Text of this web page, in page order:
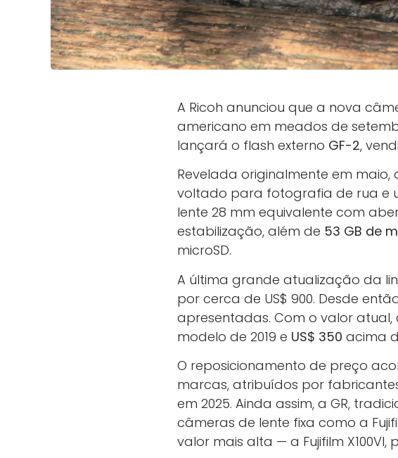
A Ricoh anunciou que a nova
americano em meados de
lançará o flash externo GF-2,
Revelada originalmente em
voltado para fotografia de rua e
lente 28 mm equivalente com
estabilização, além de 53 GB de
microSD.
A última grande atualização da
por cerca de US$ 900. Desde
apresentadas. Com o valor atual,
modelo de 2019 e US$ 350 acima
O reposicionamento de preço
marcas, atribuídos por
em 2025. Ainda assim, a GR,
câmeras de lente fixa como a
valor mais alta — a Fujifilm X100VI,